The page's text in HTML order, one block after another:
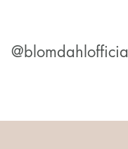
@blomdahlofficial